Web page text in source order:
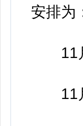
安排为
11月
11月